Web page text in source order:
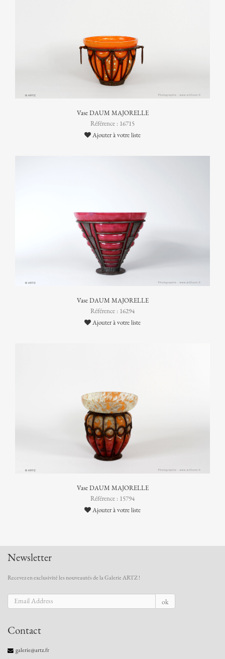
Vase DAUM MAJORELLE
Référence : 16715
Ajouter à votre liste
Vase DAUM MAJORELLE
Référence : 16294
Ajouter à votre liste
Vase DAUM MAJORELLE
Référence : 15794
Ajouter à votre liste
Newsletter
Recevez en exclusivité les nouveautés de la Galerie ARTZ !
ok
Contact
galerie@artz.fr